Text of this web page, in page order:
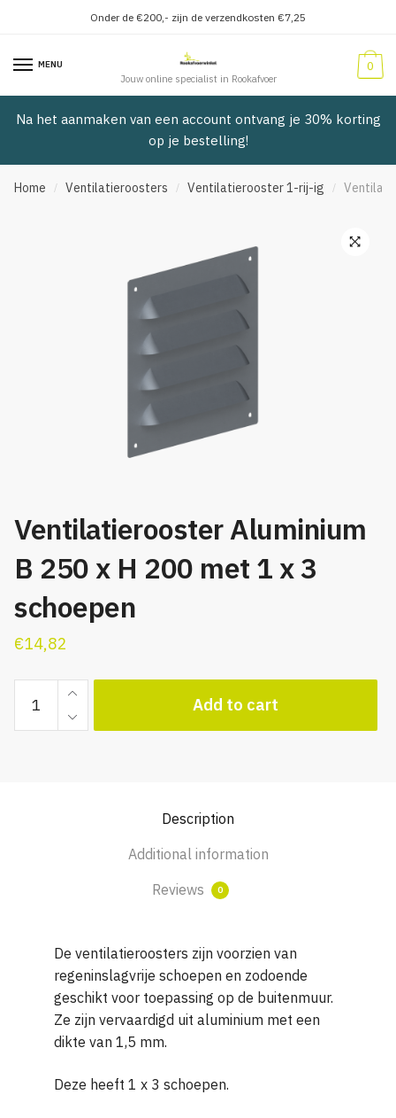
navigatie
inhoud
Onder de €200,- zijn de verzendkosten €7,25
MENU
Jouw online specialist in Rookafvoer
0
Na het aanmaken van een account ontvang je 30% korting
op je bestelling!
Home / Ventilatieroosters / Ventilatierooster 1-rij-ig /
Ventilatierooster Aluminium
B 250 x H 200 met 1 x 3
schoepen
€14,82
Ventilatierooster
Aluminium
B
quantity
Add to cart
Description
Additional information
Reviews
0
De ventilatieroosters zijn voorzien van
regeninslagvrije schoepen en zodoende
geschikt voor toepassing op de buitenmuur.
Ze zijn vervaardigd uit aluminium met een
dikte van 1,5 mm.
Deze heeft 1 x 3 schoepen.